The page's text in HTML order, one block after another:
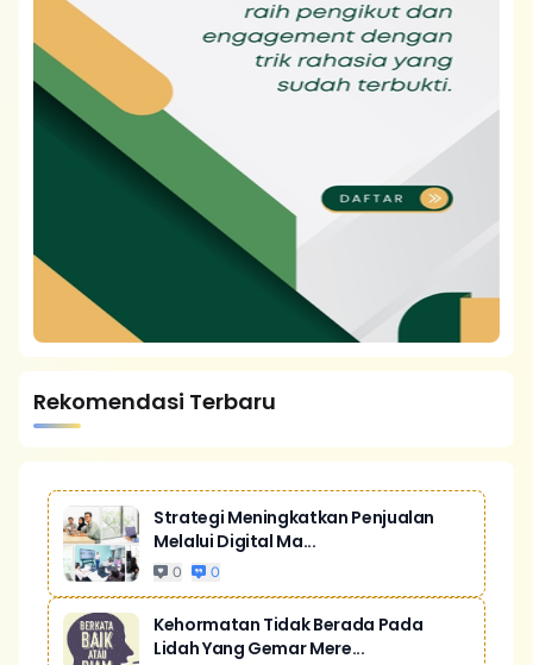
Rekomendasi Terbaru
Strategi Meningkatkan Penjualan
Melalui Digital Ma...
0 0
Kehormatan Tidak Berada Pada
Lidah Yang Gemar Mere...